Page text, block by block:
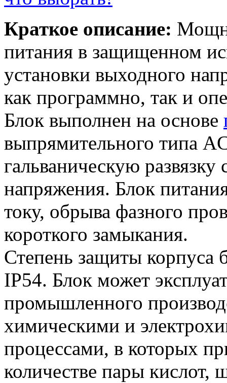
Краткое описание:
питания в защищенном
установки выходного
как программно, так и
Блок выполнен на основе
выпрямительного типа
гальваническую
напряжения. Блок
току, обрыва фазного
короткого замыкания.
Степень защиты корпуса
IP54. Блок может
промышленного
химическими и
процессами, в которых
количестве пары кислот,